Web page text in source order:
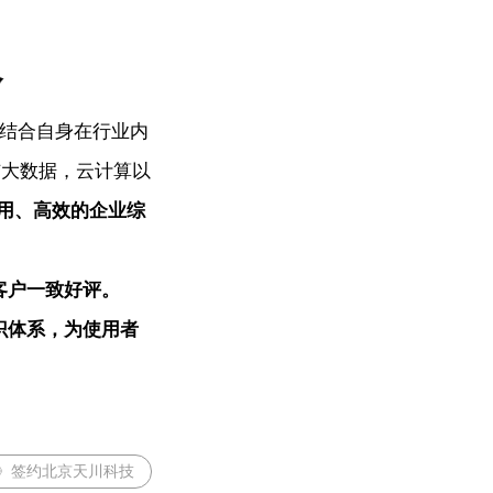
合自身在行业内
数据，云计算以
、高效的企业综
一致好评。
体系，为使用者
签约北京天川科技